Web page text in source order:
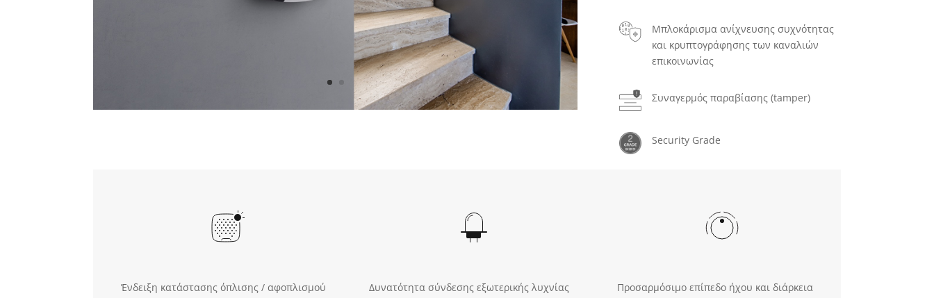
Μπλοκάρισμα ανίχνευσης συχνότητας
και κρυπτογράφησης των καναλιών
επικοινωνίας
Συναγερμός παραβίασης (tamper)
Security Grade
Ένδειξη κατάστασης όπλισης / αφοπλισμού
Δυνατότητα σύνδεσης εξωτερικής λυχνίας
Προσαρμόσιμο επίπεδο ήχου και διάρκεια